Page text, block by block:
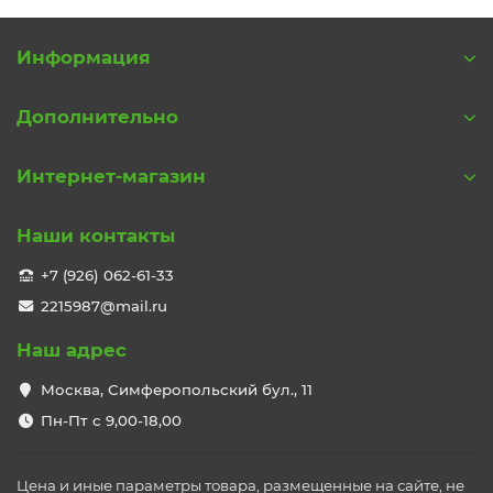
Информация
Дополнительно
Интернет-магазин
Наши контакты
+7 (926) 062-61-33
2215987@mail.ru
Наш адрес
Москва, Симферопольский бул., 11
Пн-Пт с 9,00-18,00
Цена и иные параметры товара, размещенные на сайте, не